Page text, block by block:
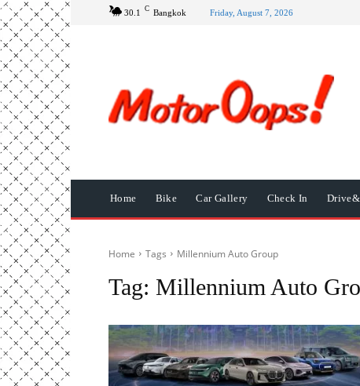
30.1 C Bangkok Friday, August 7, 2026
Home Bike Car Gallery Check In
Home Tags Millennium Auto Group
Tag: Millennium Auto